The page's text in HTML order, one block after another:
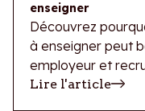
enseigner
Découvrez
à enseigner peut
employeur et
business trop
Lire l'article